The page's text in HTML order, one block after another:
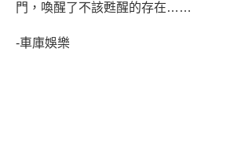
門，喚醒了不該甦醒的存在……
-車庫娛樂